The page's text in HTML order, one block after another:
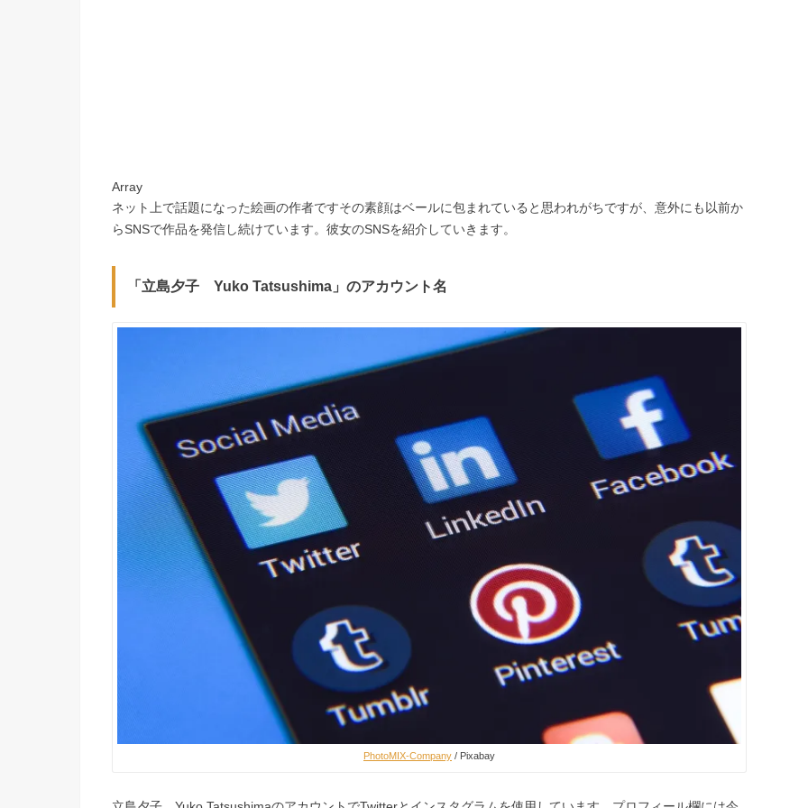
Array
ネット上で話題になった絵画の作者ですその素顔はベールに包まれていると思われがちですが、意外にも以前か
らSNSで作品を発信し続けています。彼女のSNSを紹介していきます。
「立島夕子 Yuko Tatsushima」のアカウント名
PhotoMIX-Company / Pixabay